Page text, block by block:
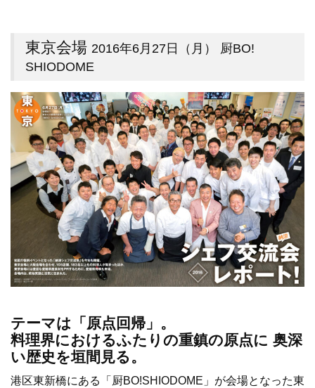
東京会場 2016年6月27日（月） 厨BO!
SHIODOME
テーマは「原点回帰」。
料理界におけるふたりの重鎮の原点に 奥深
い歴史を垣間見る。
港区東新橋にある「厨BO!SHIODOME」が会場となった東